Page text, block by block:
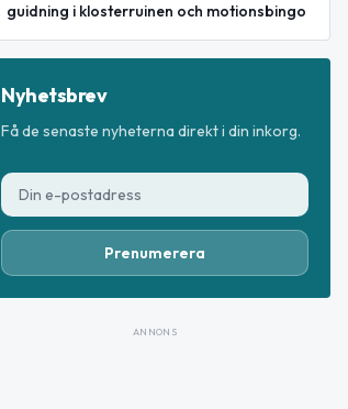
guidning i klosterruinen och motionsbingo
Nyhetsbrev
Få de senaste nyheterna direkt i din inkorg.
Prenumerera
ANNONS